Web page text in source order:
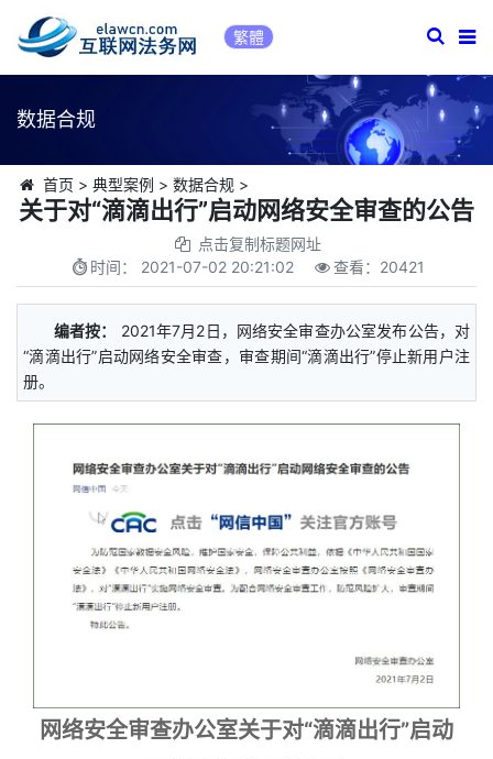
繁體
数据合规
首页 > 典型案例 > 数据合规 >
关于对“滴滴出行”启动网络安全审查的公告
点击复制标题网址
时间： 2021-07-02 20:21:02 查看： 20421
编者按：
2021年7月2日，网络安全审查办公室发布公告，对
“滴滴出行”启动网络安全审查，审查期间“滴滴出行”停止新用户注
册。
网络安全审查办公室关于对“滴滴出行”启动